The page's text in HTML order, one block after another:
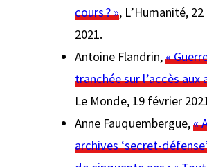
cours ? », L’Humanité,
2021.
Antoine Flandrin,«
tranchée sur l’accès aux
Le Monde, 19 février
Anne Fauquembergue,«
archives ‘secret-